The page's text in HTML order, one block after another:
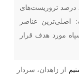
فرمانده نیروی زمینی سپاه با بیان اینکه ‌۸۰ درصد تروریست‌های
عناصر
مورد هدف قرار
از زاهدان، سردار